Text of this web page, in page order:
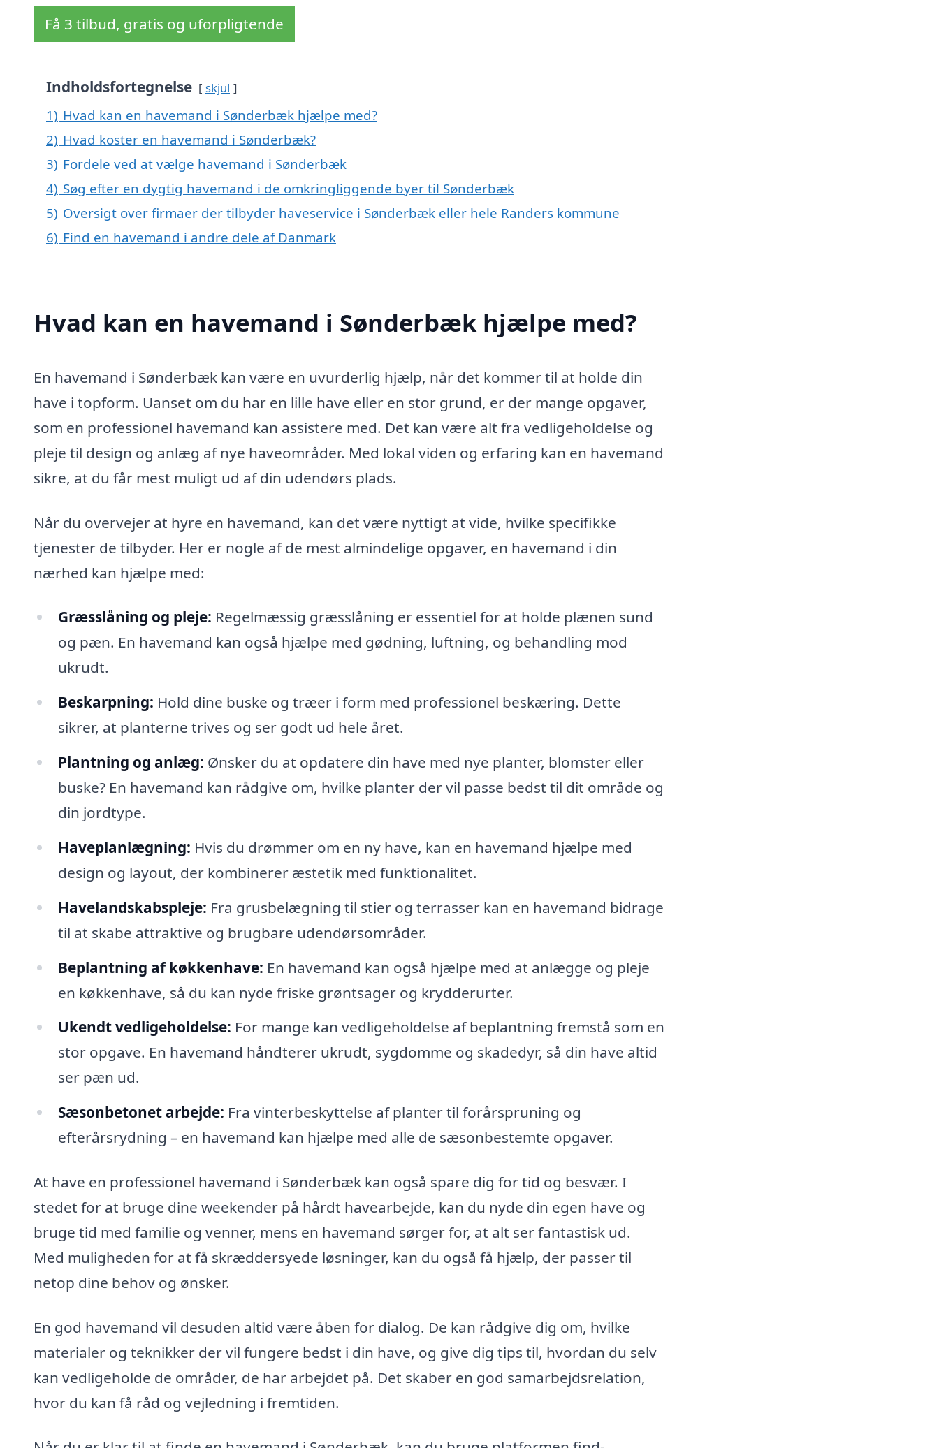
Få 3 tilbud, gratis og uforpligtende
Indholdsfortegnelse skjul
1) Hvad kan en havemand i Sønderbæk hjælpe med?
2) Hvad koster en havemand i Sønderbæk?
3) Fordele ved at vælge havemand i Sønderbæk
4) Søg efter en dygtig havemand i de omkringliggende byer til Sønderbæk
5) Oversigt over firmaer der tilbyder haveservice i Sønderbæk eller hele Randers kommune
6) Find en havemand i andre dele af Danmark
Hvad kan en havemand i Sønderbæk hjælpe med?
En havemand i Sønderbæk kan være en uvurderlig hjælp, når det kommer til at holde din
have i topform. Uanset om du har en lille have eller en stor grund, er der mange opgaver,
som en professionel havemand kan assistere med. Det kan være alt fra vedligeholdelse og
pleje til design og anlæg af nye haveområder. Med lokal viden og erfaring kan en havemand
sikre, at du får mest muligt ud af din udendørs plads.
Når du overvejer at hyre en havemand, kan det være nyttigt at vide, hvilke specifikke
tjenester de tilbyder. Her er nogle af de mest almindelige opgaver, en havemand i din
nærhed kan hjælpe med:
Græsslåning og pleje: Regelmæssig græsslåning er essentiel for at holde plænen sund
og pæn. En havemand kan også hjælpe med gødning, luftning, og behandling mod
ukrudt.
Beskarpning: Hold dine buske og træer i form med professionel beskæring. Dette
sikrer, at planterne trives og ser godt ud hele året.
Plantning og anlæg: Ønsker du at opdatere din have med nye planter, blomster eller
buske? En havemand kan rådgive om, hvilke planter der vil passe bedst til dit område og
din jordtype.
Haveplanlægning: Hvis du drømmer om en ny have, kan en havemand hjælpe med
design og layout, der kombinerer æstetik med funktionalitet.
Havelandskabspleje: Fra grusbelægning til stier og terrasser kan en havemand bidrage
til at skabe attraktive og brugbare udendørsområder.
Beplantning af køkkenhave: En havemand kan også hjælpe med at anlægge og pleje
en køkkenhave, så du kan nyde friske grøntsager og krydderurter.
Ukendt vedligeholdelse: For mange kan vedligeholdelse af beplantning fremstå som en
stor opgave. En havemand håndterer ukrudt, sygdomme og skadedyr, så din have altid
ser pæn ud.
Sæsonbetonet arbejde: Fra vinterbeskyttelse af planter til forårspruning og
efterårsrydning – en havemand kan hjælpe med alle de sæsonbestemte opgaver.
At have en professionel havemand i Sønderbæk kan også spare dig for tid og besvær. I
stedet for at bruge dine weekender på hårdt havearbejde, kan du nyde din egen have og
bruge tid med familie og venner, mens en havemand sørger for, at alt ser fantastisk ud.
Med muligheden for at få skræddersyede løsninger, kan du også få hjælp, der passer til
netop dine behov og ønsker.
En god havemand vil desuden altid være åben for dialog. De kan rådgive dig om, hvilke
materialer og teknikker der vil fungere bedst i din have, og give dig tips til, hvordan du selv
kan vedligeholde de områder, de har arbejdet på. Det skaber en god samarbejdsrelation,
hvor du kan få råd og vejledning i fremtiden.